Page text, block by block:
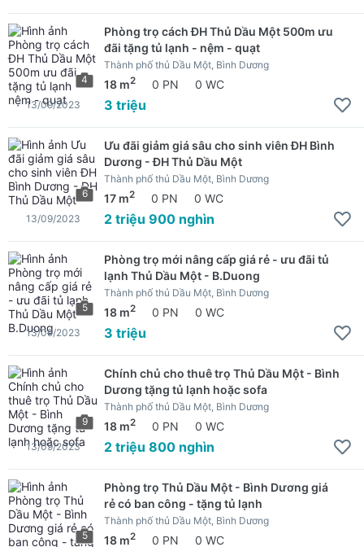
4
Phòng trọ cách ĐH Thủ Dầu Một 500m ưu
đãi tặng tủ lạnh - nệm - quạt
Thành phố thủ Dầu Một, Bình Dương
18 m2 0 PN 0 WC
3 triệu
13/09/2023
6
Ưu đãi giảm giá sâu cho sinh viên ĐH Bình
Dương - ĐH Thủ Dầu Một
Thành phố thủ Dầu Một, Bình Dương
17 m2 0 PN 0 WC
2 triệu 900 nghìn
13/09/2023
5
Phòng trọ mới nâng cấp giá rẻ - ưu đãi tủ
lạnh Thủ Dầu Một - B.Duong
Thành phố thủ Dầu Một, Bình Dương
18 m2 0 PN 0 WC
3 triệu
13/09/2023
9
Chính chủ cho thuê trọ Thủ Dầu Một - Bình
Dương tặng tủ lạnh hoặc sofa
Thành phố thủ Dầu Một, Bình Dương
18 m2 0 PN 0 WC
2 triệu 800 nghìn
13/09/2023
5
Phòng trọ Thủ Dầu Một - Bình Dương giá
rẻ có ban công - tặng tủ lạnh
Thành phố thủ Dầu Một, Bình Dương
18 m2 0 PN 0 WC